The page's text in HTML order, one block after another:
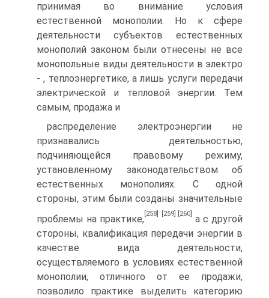
принимая во внимание условия
естественной монополии. Но к сфере
деятельности субъектов естественных
монополий законом были отнесены не все
монопольные виды деятельности в электро
- , теплоэнергетике, а лишь услуги передачи
электрической и тепловой энергии. Тем
самым, продажа и
распределение электроэнергии не
признавались деятельностью,
подчиняющейся правовому режиму,
установленному законодательством об
естественных монополиях. С одной
стороны, этим были созданы значительные
проблемы на практике,
[258] [259] [260]
а с другой
стороны, квалификация передачи энергии в
качестве вида деятельности,
осуществляемого в условиях естественной
монополии, отличного от ее продажи,
позволило практике выделить категорию